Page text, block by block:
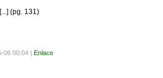
[...] (pg. 131)
06 00:04 | Enlace